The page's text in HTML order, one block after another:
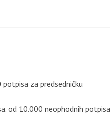
za predsedničku
od 10.000 neophodnih potpisa,